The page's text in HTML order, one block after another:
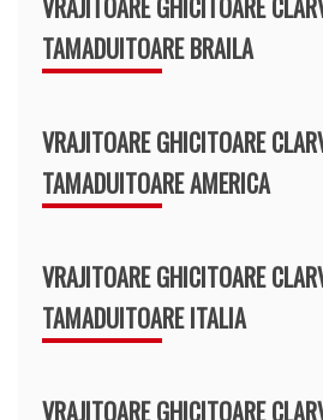
TAMADUITOARE BRAILA
VRAJITOARE GHICITOARE
TAMADUITOARE AMERICA
VRAJITOARE GHICITOARE
TAMADUITOARE ITALIA
VRAJITOARE GHICITOARE